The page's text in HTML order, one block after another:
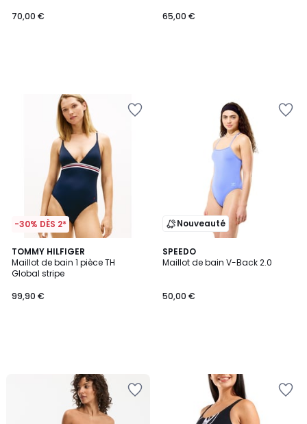
70,00 €
65,00 €
-30% DÈS 2*
TOMMY HILFIGER
Maillot de bain 1 pièce TH
Global stripe
99,90 €
Nouveauté
SPEEDO
Maillot de bain V-Back 2.0
50,00 €